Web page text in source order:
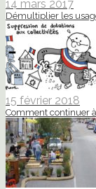
14 mars 2017
Démultiplier les
15 février 2018
Comment continuer